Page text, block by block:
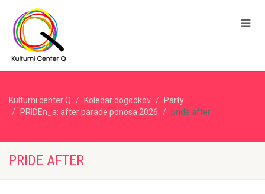
Kulturni center Q Koledar dogodkov
Party
PRIDEn_a: after parade ponosa 2026
pride after
PRIDE AFTER